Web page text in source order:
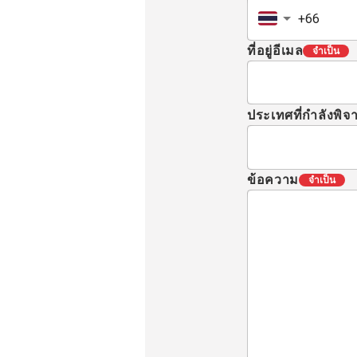
ที่อยู่อีเมล จำเป็น
ประเทศที่กำลังพิ
ข้อความ จำเป็น